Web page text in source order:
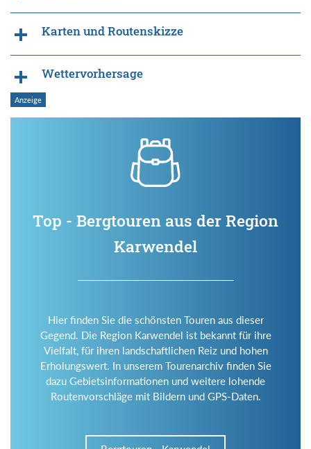
Karten und Routenskizze
Wettervorhersage
Top - Bergtouren aus der Region
Karwendel
Hier finden Sie die schönsten Touren aus dieser
Gegend. Die Region Karwendel ist bekannt für ihre
Vielfalt, für ihren landschaftlichen Reiz und hohen
Erholungswert. In unserem Tourenarchiv finden Sie
dazu Gebietsinformationen und weitere lohende
Routenvorschläge mit Bildern und GPS-Daten.